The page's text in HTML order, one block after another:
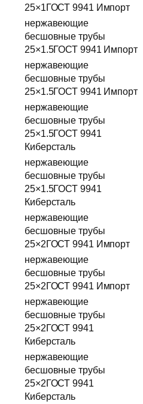
25×1ГОСТ 9941 Импорт
нержавеющие
бесшовные трубы
25×1.5ГОСТ 9941 Импорт
нержавеющие
бесшовные трубы
25×1.5ГОСТ 9941 Импорт
нержавеющие
бесшовные трубы
25×1.5ГОСТ 9941
Киберсталь
нержавеющие
бесшовные трубы
25×1.5ГОСТ 9941
Киберсталь
нержавеющие
бесшовные трубы
25×2ГОСТ 9941 Импорт
нержавеющие
бесшовные трубы
25×2ГОСТ 9941 Импорт
нержавеющие
бесшовные трубы
25×2ГОСТ 9941
Киберсталь
нержавеющие
бесшовные трубы
25×2ГОСТ 9941
Киберсталь